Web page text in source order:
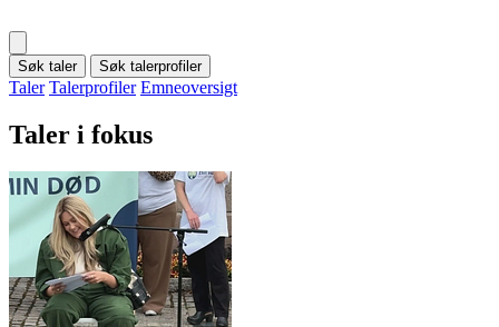
Søk taler Søk talerprofiler
Taler Talerprofiler Emneoversigt
Taler i fokus